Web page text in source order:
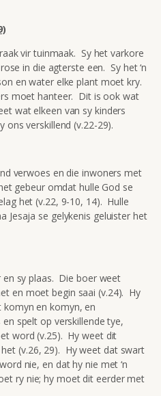
vir tuinmaak. Sy het varkore
in die agterste een. Sy het ‘n
en water elke plant moet kry.
moet hanteer. Dit is ook wat
wat elkeen van sy kinders
verskillend (v.22-29).
verwoes en die inwoners met
gebeur omdat hulle God se
het (v.22, 9-10, 14). Hulle
Jesaja se gelykenis geluister het
en sy plaas. Die boer weet
en moet begin saai (v.24). Hy
en komyn, en
spelt op verskillende tye,
word (v.25). Hy weet dit
(v.26, 29). Hy weet dat swart
nie, en dat hy nie met ‘n
ry nie; hy moet dit eerder met